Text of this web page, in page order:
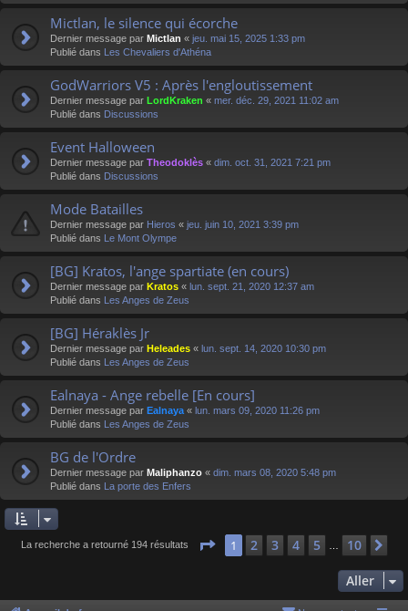
Mictlan, le silence qui écorche
Dernier message par Mictlan « jeu. mai 15, 2025 1:33 pm
Publié dans Les Chevaliers d'Athéna
GodWarriors V5 : Après l'engloutissement
Dernier message par LordKraken « mer. déc. 29, 2021 11:02 am
Publié dans Discussions
Event Halloween
Dernier message par Theodoklès « dim. oct. 31, 2021 7:21 pm
Publié dans Discussions
Mode Batailles
Dernier message par Hieros « jeu. juin 10, 2021 3:39 pm
Publié dans Le Mont Olympe
[BG] Kratos, l'ange spartiate (en cours)
Dernier message par Kratos « lun. sept. 21, 2020 12:37 am
Publié dans Les Anges de Zeus
[BG] Héraklès Jr
Dernier message par Heleades « lun. sept. 14, 2020 10:30 pm
Publié dans Les Anges de Zeus
Ealnaya - Ange rebelle [En cours]
Dernier message par Ealnaya « lun. mars 09, 2020 11:26 pm
Publié dans Les Anges de Zeus
BG de l'Ordre
Dernier message par Maliphanzo « dim. mars 08, 2020 5:48 pm
Publié dans La porte des Enfers
La recherche a retourné 194 résultats Page 1sur 10
1 2 3 4 5 10
Aller